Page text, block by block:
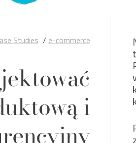
Studies / e-commerce
i